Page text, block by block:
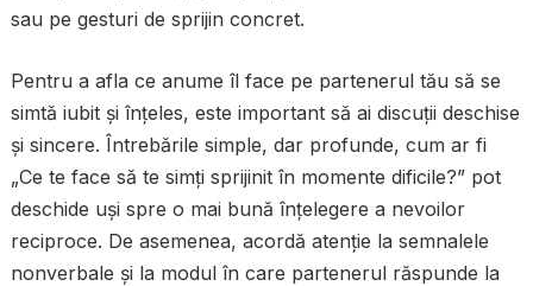
sau pe gesturi de sprijin concret.
Pentru a afla ce anume îl face pe partenerul tău să se
simtă iubit și înțeles, este important să ai discuții deschise
și sincere. Întrebările simple, dar profunde, cum ar fi
„Ce te face să te simți sprijinit în momente dificile?” pot
deschide uși spre o mai bună înțelegere a nevoilor
reciproce. De asemenea, acordă atenție la semnalele
nonverbale și la modul în care partenerul răspunde la